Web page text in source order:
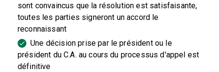
sont convaincus que la résolution est satisfaisante,
toutes les parties signeront un accord le
reconnaissant
Une décision prise par le président ou le
président du C.A. au cours du processus d'appel est
définitive